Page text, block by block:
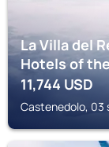
La Villa del
Hotels of
11,744 USD
Castenedolo, 03